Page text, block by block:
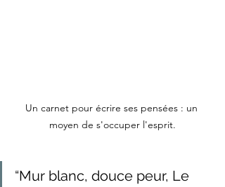
Un carnet pour écrire ses pensées : un
moyen de s'occuper l'esprit.
“Mur blanc, douce peur, Le